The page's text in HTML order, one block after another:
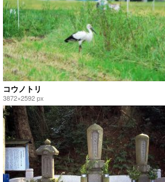
コウノトリ
3872×2592 px